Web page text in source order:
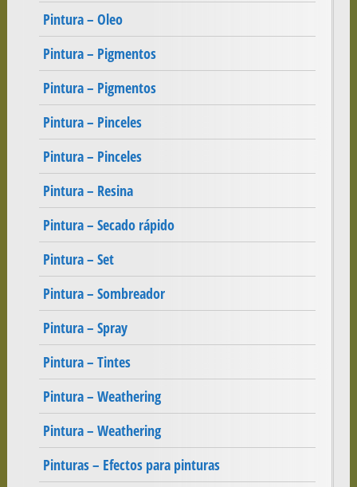
Pintura – Oleo
Pintura – Pigmentos
Pintura – Pigmentos
Pintura – Pinceles
Pintura – Pinceles
Pintura – Resina
Pintura – Secado rápido
Pintura – Set
Pintura – Sombreador
Pintura – Spray
Pintura – Tintes
Pintura – Weathering
Pintura – Weathering
Pinturas – Efectos para pinturas